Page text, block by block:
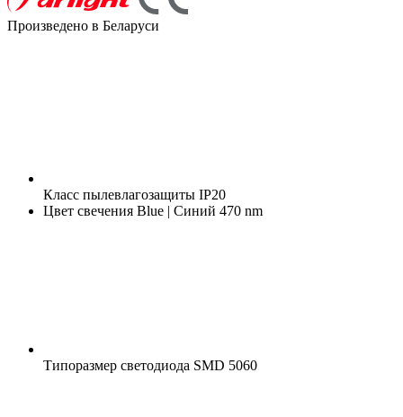
Произведено в Беларуси
Класс пылевлагозащиты IP20
Цвет свечения Blue | Синий 470 nm
Типоразмер светодиода SMD 5060